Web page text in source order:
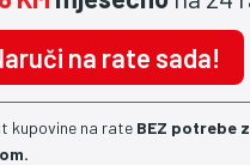
na rate sada!
kupovine na rate BEZ potrebe